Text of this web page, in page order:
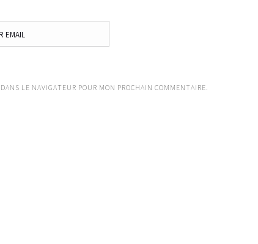
LE NAVIGATEUR POUR MON PROCHAIN COMMENTAIRE.